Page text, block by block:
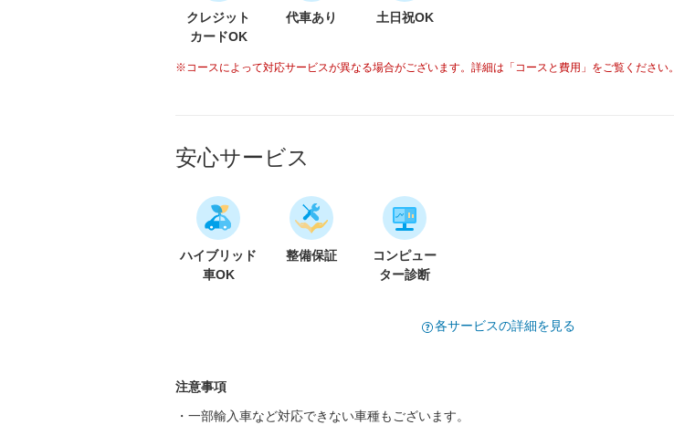
クレジット
カードOK
代車あり 土日祝OK
※コースによって対応サービスが異なる場合がございます。詳細は「コースと費用」をご覧ください。
安心サービス
ハイブリッド
車OK
整備保証
コンピュー
ター診断
各サービスの詳細を見る
注意事項
・一部輸入車など対応できない車種もございます。